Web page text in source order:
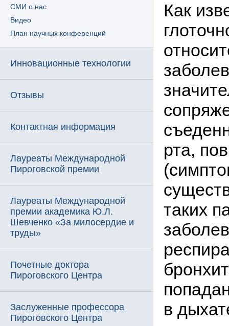
СМИ о нас
Видео
План научных конференций
Инновационные технологии
Отзывы
Контактная информация
Лауреаты Международной
Пироговской премии
Лауреаты Международной
премии академика Ю.Л.
Шевченко «За милосердие и
труды»
Почетные доктора
Пироговского Центра
Заслуженные профессора
Пироговского Центра
Как
рта,
таких
в